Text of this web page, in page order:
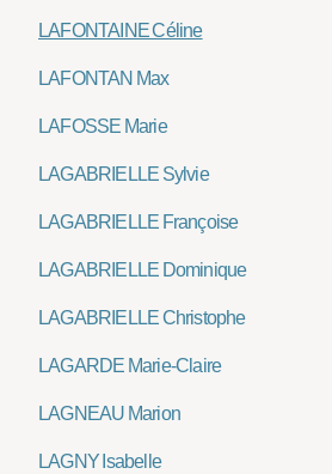
LAFONTAINE Céline
LAFONTAN Max
LAFOSSE Marie
LAGABRIELLE Sylvie
LAGABRIELLE Françoise
LAGABRIELLE Dominique
LAGABRIELLE Christophe
LAGARDE Marie-Claire
LAGNEAU Marion
LAGNY Isabelle